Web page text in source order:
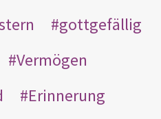
gottgefällig
Vermögen
Erinnerung